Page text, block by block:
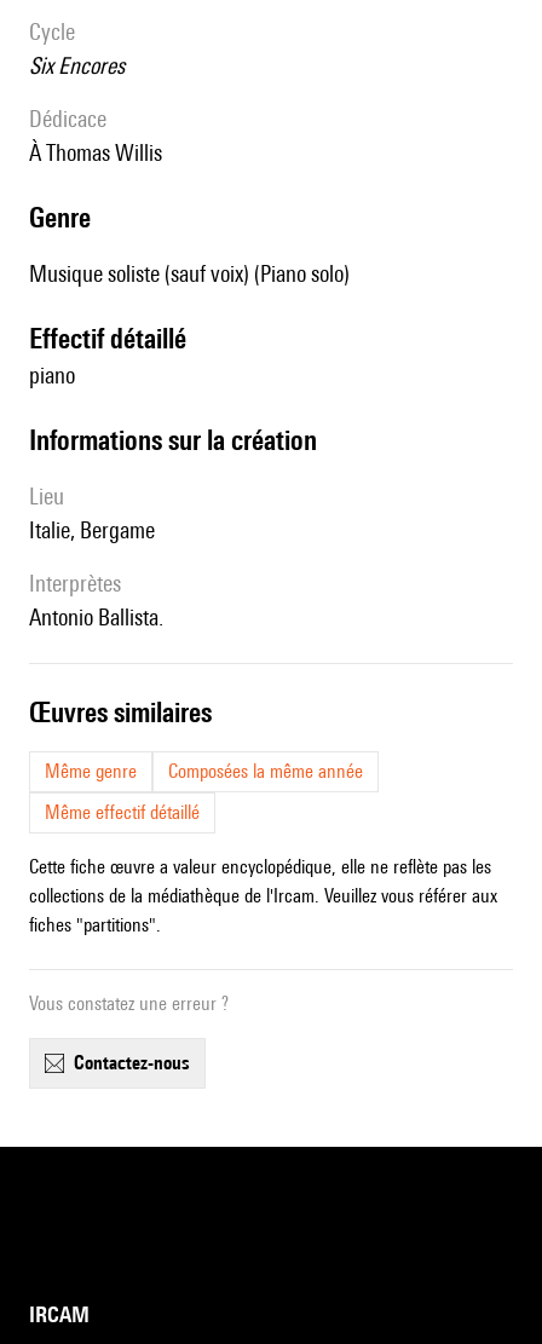
Cycle
Six Encores
Dédicace
à Thomas Willis
genre
Musique soliste (sauf voix) (Piano solo)
effectif détaillé
piano
informations sur la création
lieu
Italie, Bergame
interprètes
Antonio Ballista.
œuvres similaires
Même genre
Composées la même année
Même effectif détaillé
Cette fiche œuvre a valeur encyclopédique, elle ne reflète pas les
collections de la médiathèque de l'Ircam. Veuillez vous référer aux
fiches "partitions".
Vous constatez une erreur ?
contactez-nous
IRCAM